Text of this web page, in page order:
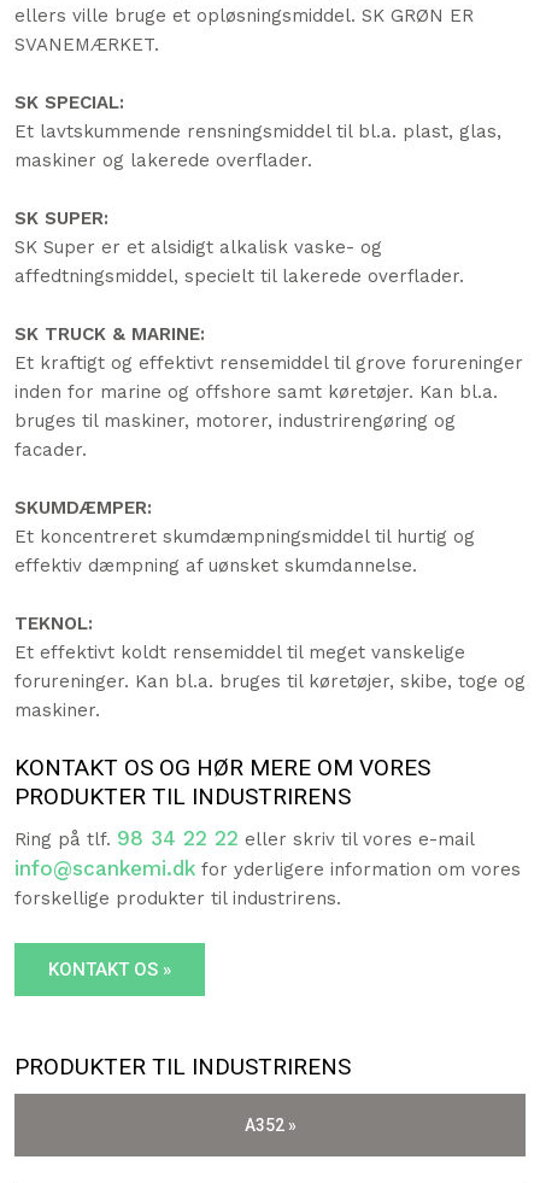
ellers ville bruge et opløsningsmiddel. SK GRØN ER
SVANEMÆRKET.​
SK SPECIAL:
Et lavtskummende rensningsmiddel til bl.a. plast, glas,
maskiner og lakerede overflader.
SK SUPER:
​SK Super er et alsidigt alkalisk vaske- og
affedtningsmiddel, specielt til lakerede overflader.
SK TRUCK & MARINE:
Et kraftigt og effektivt rensemiddel til grove forureninger
inden for marine og offshore samt køretøjer. Kan bl.a.
bruges til maskiner, motorer, industrirengøring og
facader.
SKUMDÆMPER:
​Et koncentreret skumdæmpningsmiddel til hurtig og
effektiv dæmpning af uønsket skumdannelse.
TEKNOL:
Et effektivt koldt rensemiddel til meget vanskelige
forureninger. Kan bl.a. bruges til køretøjer, skibe, toge og
maskiner.
KONTAKT OS OG HØR MERE OM VORES
PRODUKTER TIL INDUSTRIRENS
Ring på tlf. 98 34 22 22 eller skriv til vores e-mail
info@scankemi.dkfor yderligere information om vores
forskellige produkter til industrirens.
KONTAKT OS »
PRODUKTER TIL INDUSTRIRENS​
A352 »